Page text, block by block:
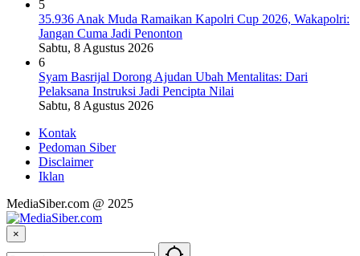
5
35.936 Anak Muda Ramaikan Kapolri Cup 2026, Wakapolri:
Jangan Cuma Jadi Penonton
Sabtu, 8 Agustus 2026
6
Syam Basrijal Dorong Ajudan Ubah Mentalitas: Dari
Pelaksana Instruksi Jadi Pencipta Nilai
Sabtu, 8 Agustus 2026
Kontak
Pedoman Siber
Disclaimer
Iklan
MediaSiber.com @ 2025
×